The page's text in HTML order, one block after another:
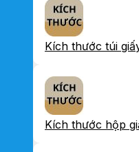
Kích thước túi
Kích thước hộp